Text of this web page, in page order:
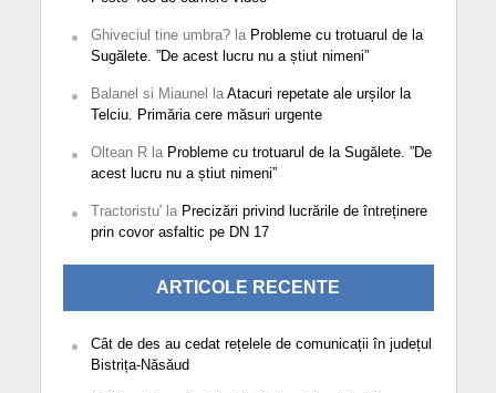
Ghiveciul tine umbra?la Probleme cu trotuarul de la
Sugălete. ”De acest lucru nu a știut nimeni”
Balanel si Miaunel la Atacuri repetate ale urșilor la
Telciu. Primăria cere măsuri urgente
Oltean Rla Probleme cu trotuarul de la Sugălete. ”De
acest lucru nu a știut nimeni”
Tractoristu'la Precizări privind lucrările de întreținere
prin covor asfaltic pe DN 17
ARTICOLE RECENTE
Cât de des au cedat rețelele de comunicații în județul
Bistrița-Năsăud